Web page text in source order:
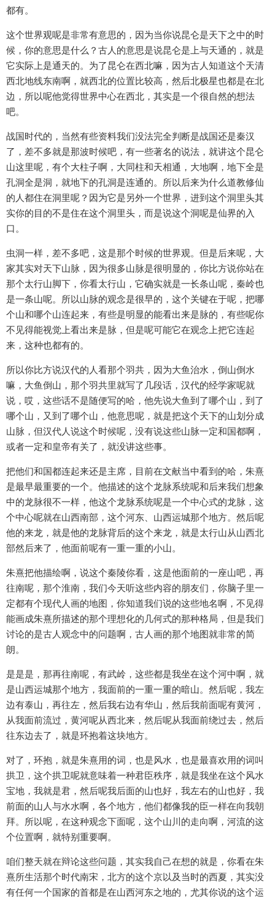
都有。
这个世界观呢是非常有意思的，因为当你说昆仑是天下之中的时
候，你的意思是什么？古人的意思是说昆仑是上与天通的，就是
它实际上是通天的。为了昆仑在西北嘛，因为古人知道这个天清
西北地线东南啊，就西北的位置比较高，然后北极星也都是在北
边，所以呢他觉得世界中心在西北，其实是一个很自然的想法
吧。
战国时代的，当然有些资料我们没法完全判断是战国还是秦汉
了，差不多就是那波时候吧，有一些著名的说法，就讲这个昆仑
山这里呢，有个大柱子啊，大同柱和天相通，大地啊，地下全是
孔洞全是洞，就地下的孔洞是连通的。所以后来为什么道教修仙
的人都住在洞里呢？因为它是另外一个世界，进到这个洞里头其
实你的目的不是住在这个洞里头，而是说这个洞呢是仙界的入
口。
虫洞一样，差不多吧，这是那个时候的世界观。但是后来呢，大
家其实对天下山脉，因为很多山脉是很明显的，你比方说你站在
那个太行山脚下，你看太行山，它确实就是一长条山呢，秦岭也
是一条山呢。所以山脉的观念是很早的，这个关键在于呢，把哪
个山和哪个山连起来，有些是明显的能看出来是脉的，有些呢你
不见得能视觉上看出来是脉，但是呢可能它在观念上把它连起
来，这种也都有的。
所以你比方说汉代的人看那个羽共，因为大鱼治水，倒山倒水
嘛，大鱼倒山，那个羽共里就写了几段话，汉代的经学家呢就
说，哎，这些话不是随便写的哈，他先说大鱼到了哪个山，到了
哪个山，又到了哪个山，他意思呢，就是把这个天下的山划分成
山脉，但汉代人说这个时候呢，没有说这些山脉一定和国都啊，
或者一定和皇帝有关了，就没讲这些事。
把他们和国都连起来还是主席，目前在文献当中看到的哈，朱熹
是最早最重要的一个。他描述的这个龙脉系统呢和后来我们想象
中的龙脉很不一样，他这个龙脉系统呢是一个中心式的龙脉，这
个中心呢就在山西南部，这个河东、山西运城那个地方。然后呢
他的来龙，就是他的龙脉背后的这个来龙，就是太行山从山西北
部然后来了，他面前呢有一重一重的小山。
朱熹把他描绘啊，说这个秦陵你看，这是他面前的一座山吧，再
往南呢，那个淮南，我们今天听这些内容的朋友们，你脑子里一
定都有个现代人画的地图，你知道我们说的这些地名啊，不见得
能画成朱熹所描述的那个理想化的几何式的那种格局，但是我们
讨论的是古人观念中的问题啊，古人画的那个地图就非常的简
朗。
是是是，那再往南呢，有武岭，这些都是我坐在这个河中啊，就
是山西运城那个地方，我面前的一重一重的暗山。然后呢，我左
边有泰山，再往左，然后我右边有华山，然后我前面呢有黄河，
从我面前流过，黄河呢从西北来，然后呢从我面前绕过去，然后
往东边去了，就是环抱着这块地方。
对了，环抱，就是朱熹用的词，也是风水，也是最喜欢用的词叫
拱卫，这个拱卫呢就意味着一种君臣秩序，就是我坐在这个风水
宝地，我就是君，然后呢我后面的山也好，我左右的山也好，我
前面的山人与水水啊，各个地方，他们都像我的臣一样在向我朝
拜。所以呢，在这种观念下面呢，这个山川的走向啊，河流的这
个位置啊，就特别重要啊。
咱们整天就在辩论这些问题，其实我自己在想的就是，你看在朱
熹所生活那个时代南宋，北方的这个京以及当时的西夏，其实没
有任何一个国家的首都是在山西河东之地的，尤其你说的这个运